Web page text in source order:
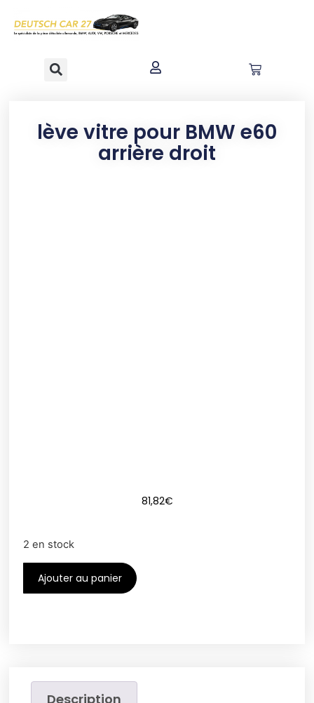
principal
lève vitre pour BMW e60
arrière droit
81,82€
2 en stock
Ajouter au panier
Description